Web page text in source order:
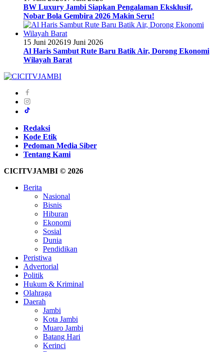
BW Luxury Jambi Siapkan Pengalaman Eksklusif,
Nobar Bola Gembira 2026 Makin Seru!
15 Juni 202619 Juni 2026
Al Haris Sambut Rute Baru Batik Air, Dorong Ekonomi
Wilayah Barat
Redaksi
Kode Etik
Pedoman Media Siber
Tentang Kami
CICITVJAMBI © 2026
Berita
Nasional
Bisnis
Hiburan
Ekonomi
Sosial
Dunia
Pendidikan
Peristiwa
Advertorial
Politik
Hukum & Kriminal
Olahraga
Daerah
Jambi
Kota Jambi
Muaro Jambi
Batang Hari
Kerinci